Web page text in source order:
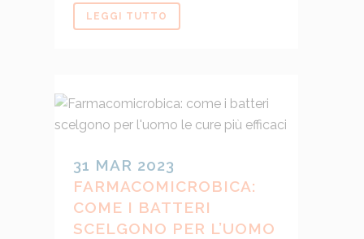
LEGGI TUTTO
31 MAR 2023
FARMACOMICROBICA:
COME I BATTERI
SCELGONO PER L’UOMO